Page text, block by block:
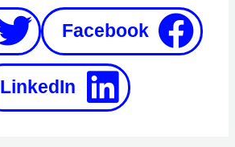
Facebook
LinkedIn